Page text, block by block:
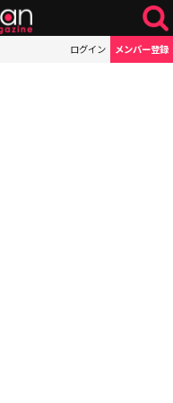
ログイン メンバー登録